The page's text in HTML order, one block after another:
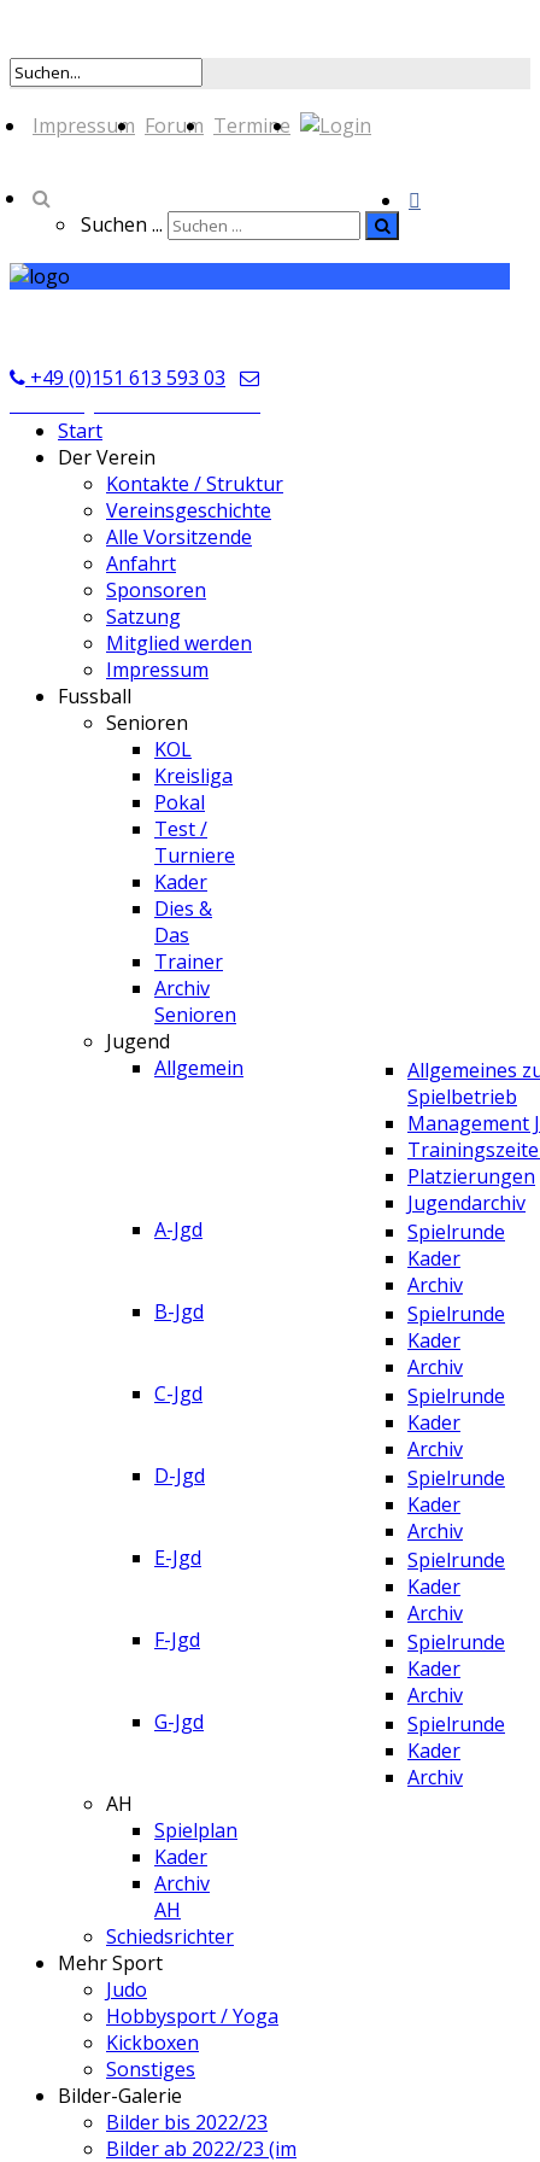
Impressum Forum Termine
Suchen ...
+49 (0)151 613 593 03
Start
Der Verein
Kontakte / Struktur
Vereinsgeschichte
Alle Vorsitzende
Anfahrt
Sponsoren
Satzung
Mitglied werden
Impressum
Fussball
Senioren
KOL
Kreisliga
Pokal
Test /
Turniere
Kader
Dies &
Das
Trainer
Archiv
Senioren
Jugend
Allgemein
Allgemeines
Spielbetrieb
Management
Platzierungen
Jugendarchiv
A-Jgd
Spielrunde
Kader
Archiv
B-Jgd
Spielrunde
Kader
Archiv
C-Jgd
Spielrunde
Kader
Archiv
D-Jgd
Spielrunde
Kader
Archiv
E-Jgd
Spielrunde
Kader
Archiv
F-Jgd
Spielrunde
Kader
Archiv
G-Jgd
Spielrunde
Kader
Archiv
AH
Spielplan
Kader
Archiv
AH
Schiedsrichter
Mehr Sport
Judo
Hobbysport / Yoga
Kickboxen
Sonstiges
Bilder-Galerie
Bilder bis 2022/23
Bilder ab 2022/23 (im